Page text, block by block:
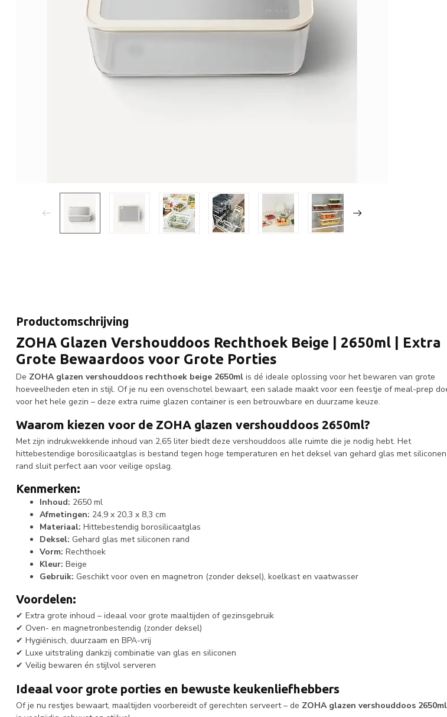
Productomschrijving
ZOHA Glazen Vershouddoos Rechthoek Beige | 2650ml | Extra
Grote Bewaardoos voor Grote Porties
De ZOHA glazen vershouddoos rechthoek beige 2650ml is dé ideale oplossing voor het bewaren van grote
hoeveelheden eten in stijl. Of je nu een ovenschotel bewaart, een salade maakt voor een feestje of meal-prep
voor het hele gezin – deze extra ruime glazen container is een betrouwbare en duurzame keuze.
Waarom kiezen voor de ZOHA glazen vershouddoos 2650ml?
Met zijn indrukwekkende inhoud van 2,65 liter biedt deze vershouddoos alle ruimte die je nodig hebt. Het
hittebestendige borosilicaatglas is bestand tegen hoge temperaturen en het deksel van gehard glas met siliconen
rand sluit perfect aan voor veilige opslag.
Kenmerken:
Inhoud: 2650 ml
Afmetingen: 24,9 x 20,3 x 8,3 cm
Materiaal: Hittebestendig borosilicaatglas
Deksel: Gehard glas met siliconen rand
Vorm: Rechthoek
Kleur: Beige
Gebruik: Geschikt voor oven en magnetron (zonder deksel), koelkast en vaatwasser
Voordelen:
✔ Extra grote inhoud – ideaal voor grote maaltijden of gezinsgebruik
✔ Oven- en magnetronbestendig (zonder deksel)
✔ Hygiënisch, duurzaam en BPA-vrij
✔ Luxe uitstraling dankzij combinatie van glas en siliconen
✔ Veilig bewaren én stijlvol serveren
Ideaal voor grote porties en bewuste keukenliefhebbers
Of je nu restjes bewaart, maaltijden voorbereidt of gerechten serveert – de ZOHA glazen vershouddoos 2650ml